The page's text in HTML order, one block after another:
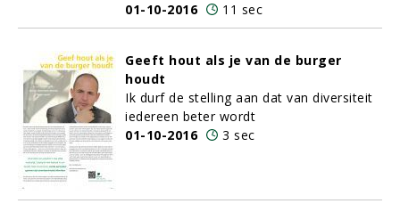
01-10-2016
11 sec
Geeft hout als je van de burger
houdt
Ik durf de stelling aan dat van diversiteit
iedereen beter wordt
01-10-2016
3 sec